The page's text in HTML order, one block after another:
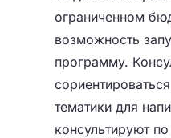
ограниченном
возможность
программу.
тематики для
консультируют